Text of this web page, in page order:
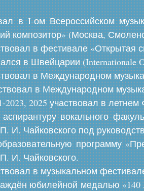
в I-ом Всероссийском
композитор» (Москва,
в фестивале «Открытая
в Швейцарии (Internationale
в Международном
в Международном
2023, 2025 участвовал в
вокального
И. Чайковского под
программу
И. Чайковского.
в музыкальном
юбилейной медалью